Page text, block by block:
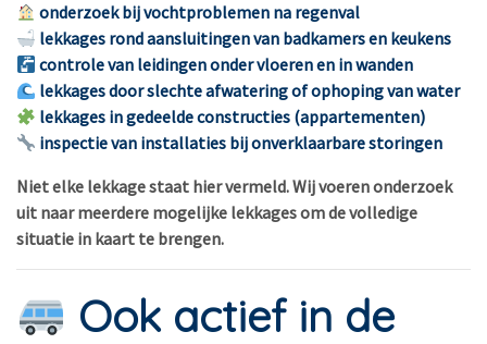
onderzoek bij vochtproblemen na regenval
lekkages rond aansluitingen van badkamers en keukens
controle van leidingen onder vloeren en in wanden
lekkages door slechte afwatering of ophoping van water
lekkages in gedeelde constructies (appartementen)
inspectie van installaties bij onverklaarbare storingen
Niet elke lekkage staat hier vermeld. Wij voeren onderzoek
uit naar meerdere mogelijke lekkages om de volledige
situatie in kaart te brengen.
Ook actief in de